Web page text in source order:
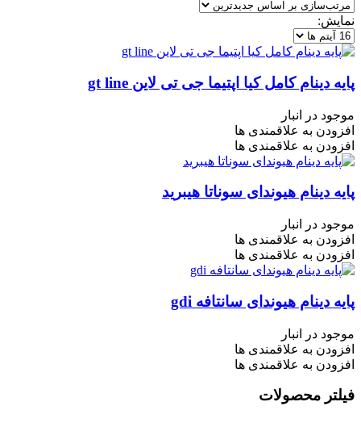
جدیدترین
نمایش:
پایه دینام کامل کیا اپتیما جی تی لاین gt line
موجود در انبار
افزودن به علاقمندی ها
افزودن به علاقمندی ها
پایه دینام هیوندای سوناتا هیبرید
موجود در انبار
افزودن به علاقمندی ها
افزودن به علاقمندی ها
پایه دینام هیوندای سانتافه gdi
موجود در انبار
افزودن به علاقمندی ها
افزودن به علاقمندی ها
فیلتر محصولات